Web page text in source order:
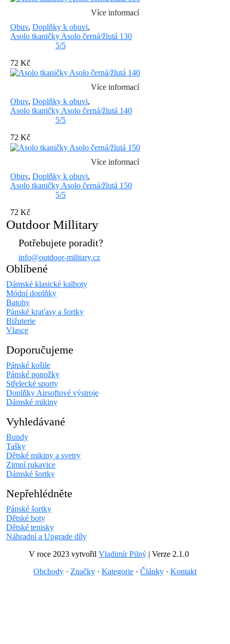
Více informací
Obuv, Doplňky k obuvi,
Asolo tkaničky Asolo černá/žlutá 130
5/5
72 Kč
Více informací
Obuv, Doplňky k obuvi,
Asolo tkaničky Asolo černá/žlutá 140
5/5
72 Kč
Více informací
Obuv, Doplňky k obuvi,
Asolo tkaničky Asolo černá/žlutá 150
5/5
72 Kč
Outdoor Millitary
Potřebujete poradit?
info@outdoor-military.cz
Oblíbené
Dámské klasické kalhoty
Módní doplňky
Batohy
Pánské kraťasy a šortky
Bižuterie
Vlasce
Doporučujeme
Pánské košile
Pánské ponožky
Střelecké sporty
Doplňky Airsoftové výstroje
Dámské mikiny
Vyhledávané
Bundy
Tašky
Dětské mikiny a svetry
Zimní rukavice
Dámské šortky
Nepřehlédněte
Pánské šortky
Dětské boty
Dětské tenisky
Náhradní a Upgrade díly
V roce 2023 vytvořil Vladimír Pilný | Verze 2.1.0
Obchody · Značky · Kategorie · Články · Kontakt